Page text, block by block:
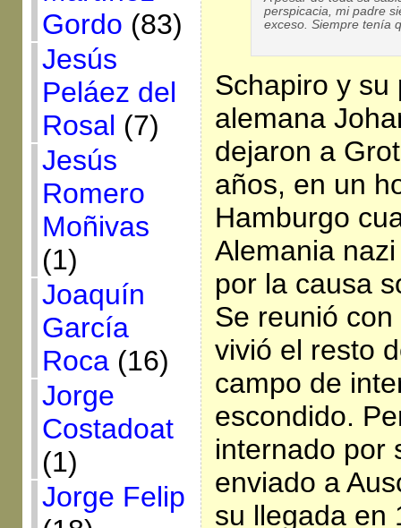
Gordo (83)
Jesús
Peláez del
Rosal (7)
Jesús
Romero
Moñivas
(1)
Joaquín
García
Roca(16)
Jorge
Costadoat
(1)
Jorge Felip
perspicacia, mi padre
exceso. Siempre tenía
Schapiro y su
alemana
dejaron a
años, en un
Hamburgo
Alemania
por la causa
Se reunió
vivió el resto
campo de
escondido.
internado por
enviado a
su llegada en